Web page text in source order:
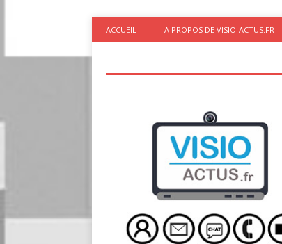
ACCUEIL A PROPOS DE VISIO-ACTUS.FR